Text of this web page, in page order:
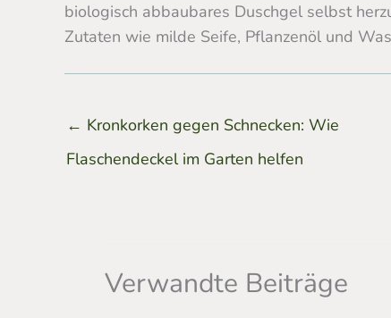
biologisch abbaubares Duschgel selbst
Zutaten wie milde Seife, Pflanzenöl und
← Kronkorken gegen Schnecken: Wie
Flaschendeckel im Garten helfen
Verwandte Beiträge